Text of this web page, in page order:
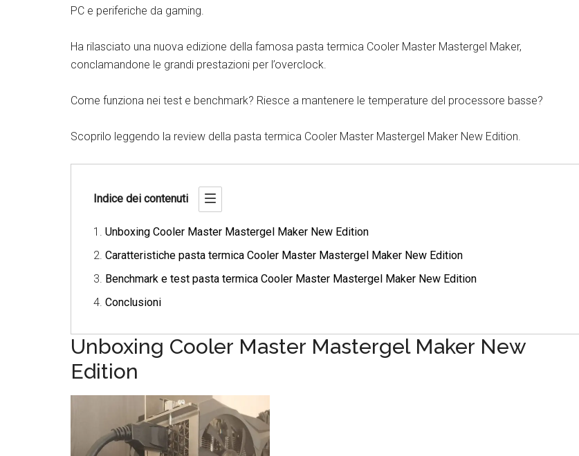
PC e periferiche da gaming.
Ha rilasciato una nuova edizione della famosa pasta termica Cooler Master Mastergel Maker,
conclamandone le grandi prestazioni per l’overclock.
Come funziona nei test e benchmark? Riesce a mantenere le temperature del processore basse?
Scoprilo leggendo la review della pasta termica Cooler Master Mastergel Maker New Edition.
Indice dei contenuti
Unboxing Cooler Master Mastergel Maker New Edition
Caratteristiche pasta termica Cooler Master Mastergel Maker New Edition
Benchmark e test pasta termica Cooler Master Mastergel Maker New Edition
Conclusioni
Unboxing Cooler Master Mastergel Maker New
Edition